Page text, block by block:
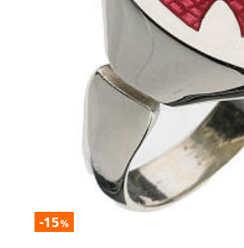
-15%